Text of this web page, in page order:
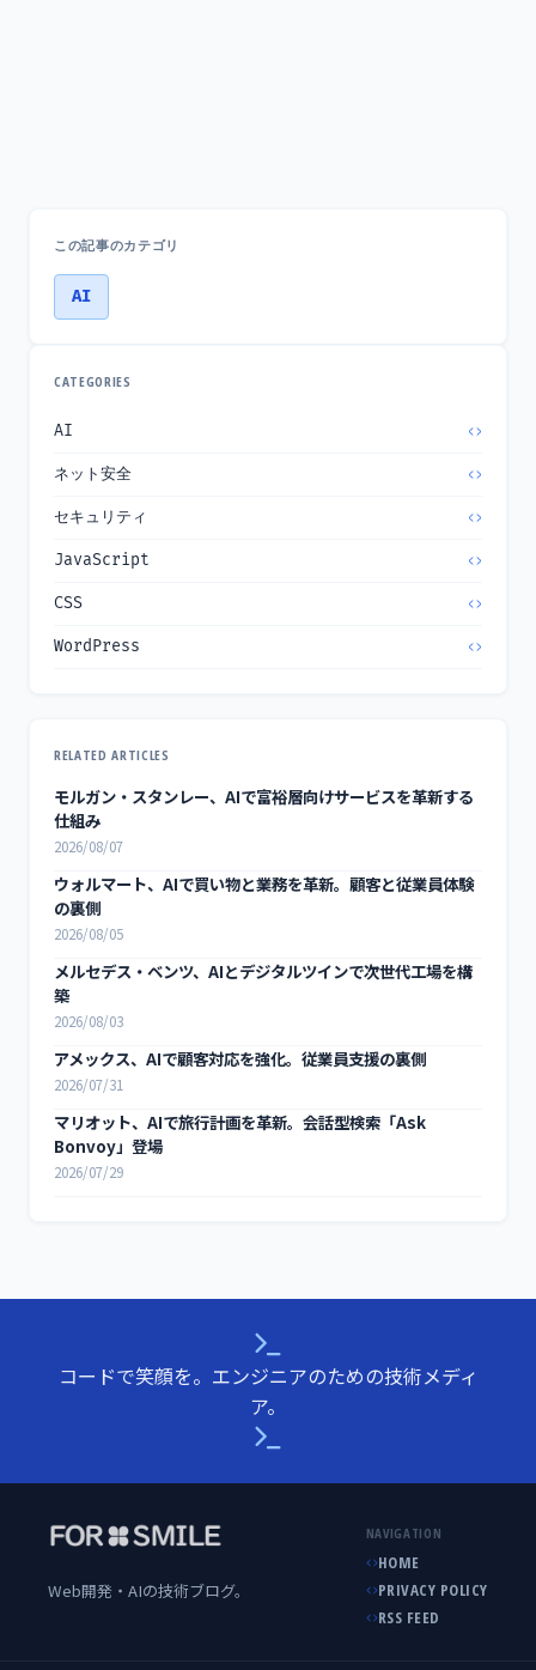
この記事のカテゴリ
AI
CATEGORIES
AI
ネット安全
セキュリティ
JavaScript
CSS
WordPress
RELATED ARTICLES
モルガン・スタンレー、AIで富裕層向けサービスを革新する
仕組み
2026/08/07
ウォルマート、AIで買い物と業務を革新。顧客と従業員体験
の裏側
2026/08/05
メルセデス・ベンツ、AIとデジタルツインで次世代工場を構
築
2026/08/03
アメックス、AIで顧客対応を強化。従業員支援の裏側
2026/07/31
マリオット、AIで旅行計画を革新。会話型検索「Ask
Bonvoy」登場
2026/07/29
コードで笑顔を。エンジニアのための技術メディ
ア。
Web開発・AIの技術ブログ。
NAVIGATION
HOME
PRIVACY POLICY
RSS FEED